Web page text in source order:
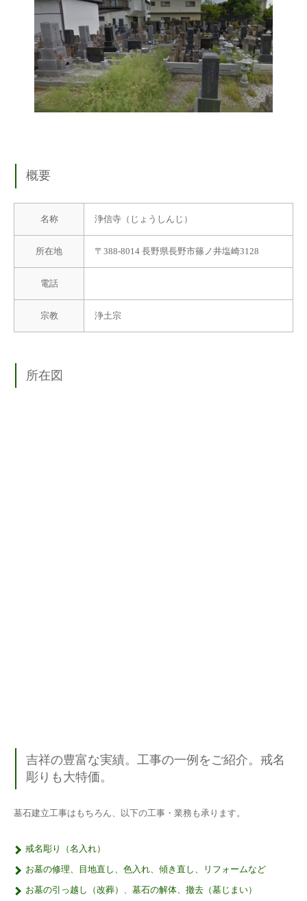
概要
名称 浄信寺（じょうしんじ）
所在地 〒388-8014 長野県長野市篠ノ井塩崎3128
電話
宗教 浄土宗
所在図
吉祥の豊富な実績。工事の一例をご紹介。戒名
彫りも大特価。
墓石建立工事はもちろん、以下の工事・業務も承ります。
戒名彫り（名入れ）
お墓の修理、目地直し、色入れ、傾き直し、リフォームなど
お墓の引っ越し（改葬）
墓石の解体、撤去（墓じまい）